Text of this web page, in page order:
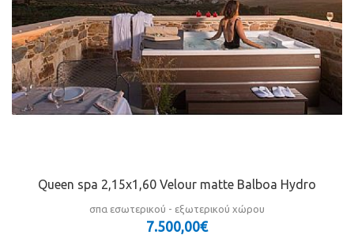
Queen spa 2,15x1,60 Velour matte Balboa Hydro
σπα εσωτερικού - εξωτερικού χώρου
7.500,00€